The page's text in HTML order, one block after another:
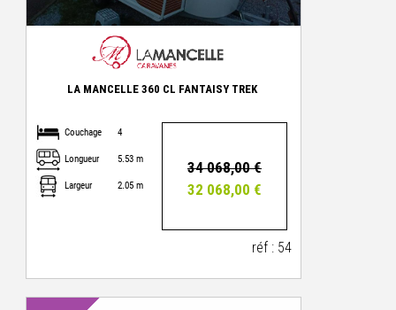
LA MANCELLE 360 CL FANTAISY TREK
Couchage 4
Longueur 5.53 m
Largeur 2.05 m
34 068,00 €
32 068,00 €
réf : 54